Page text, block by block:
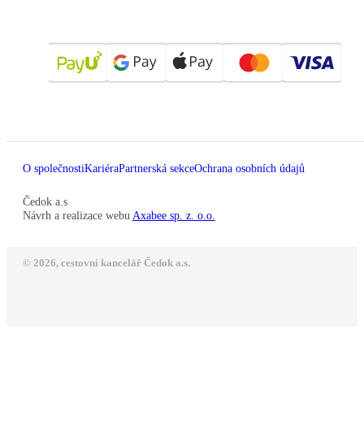
O společnostiKariéraPartnerská sekceOchrana osobních údajů
Čedok a.s
Návrh a realizace webu Axabee sp. z. o.o.
© 2026, cestovní kancelář Čedok a.s.